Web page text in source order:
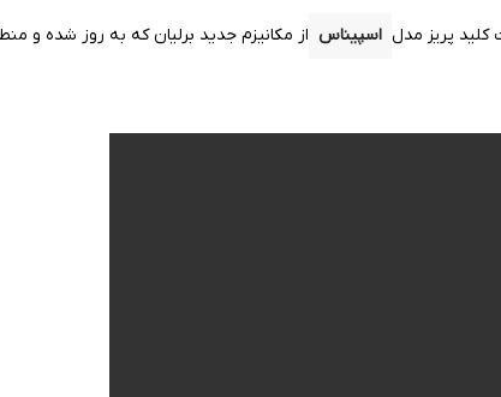
پریز مدل اسپیناس از مکانیزم جدید برلیان که به روز شده و